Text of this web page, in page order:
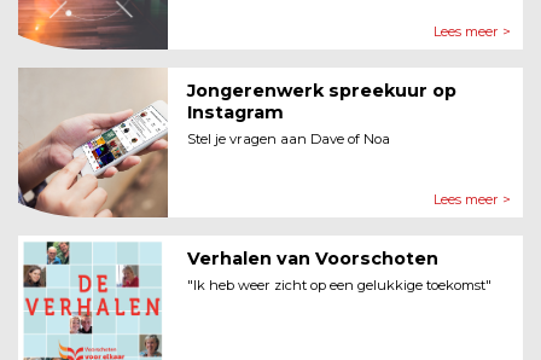
Lees meer >
Jongerenwerk spreekuur op
Instagram
Stel je vragen aan Dave of Noa
Lees meer >
Verhalen van Voorschoten
"Ik heb weer zicht op een gelukkige toekomst"